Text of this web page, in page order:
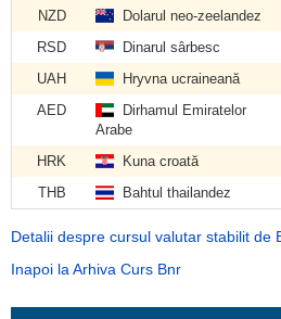
NZD
Dolarul neo-zeelandez
RSD
Dinarul sârbesc
UAH
Hryvna ucraineană
AED
Dirhamul Emiratelor
Arabe
HRK Kuna croată
THB
Bahtul thailandez
Detalii despre cursul valutar stabilit de
Inapoi la Arhiva Curs Bnr